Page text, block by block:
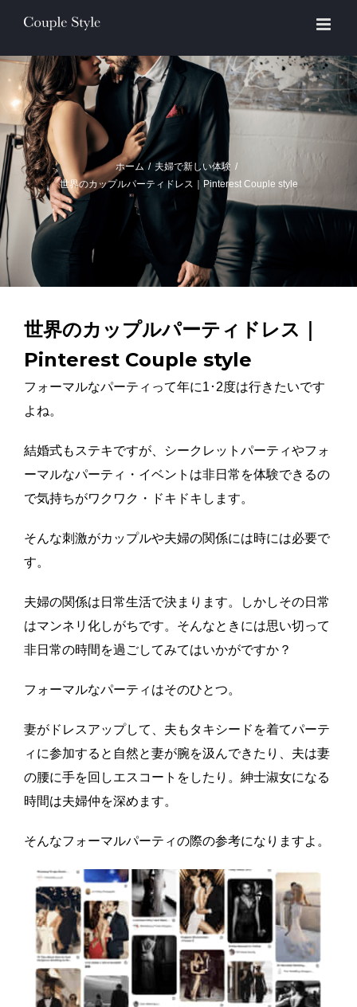
content
ホーム / 夫婦で新しい体験 /
世界のカップルパーティドレス｜Pinterest Couple style
世界のカップルパーティドレス｜
Pinterest Couple style
フォーマルなパーティって年に1･2度は行きたいです
よね。
結婚式もステキですが、シークレットパーティやフォ
ーマルなパーティ・イベントは非日常を体験できるの
で気持ちがワクワク・ドキドキします。
そんな刺激がカップルや夫婦の関係には時には必要で
す。
夫婦の関係は日常生活で決まります。しかしその日常
はマンネリ化しがちです。そんなときには思い切って
非日常の時間を過ごしてみてはいかがですか？
フォーマルなパーティはそのひとつ。
妻がドレスアップして、夫もタキシードを着てパーテ
ィに参加すると自然と妻が腕を汲んできたり、夫は妻
の腰に手を回しエスコートをしたり。紳士淑女になる
時間は夫婦仲を深めます。
そんなフォーマルパーティの際の参考になりますよ。